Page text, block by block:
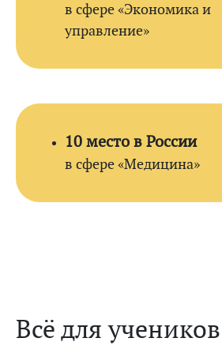
в сфере «Экономика и
управление»
10 место в России
в сфере«Медицина»
Всё для учеников